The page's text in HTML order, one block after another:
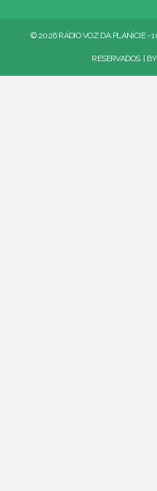
© 2026 RÁDIO VOZ DA PLANÍCIE -
RESERVADOS. | BY